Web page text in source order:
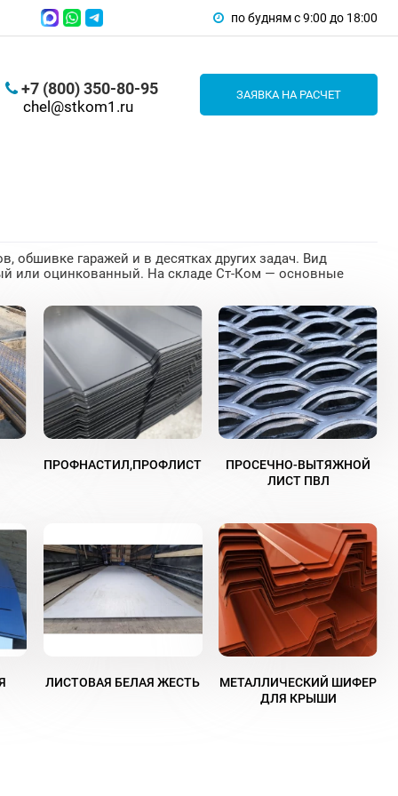
по будням с 9:00 до 18:00
+7 (800) 350-80-95
chel@stkom1.ru
ЗАЯВКА НА РАСЧЕТ
обшивке гаражей и в десятках других задач. Вид
или оцинкованный. На складе Ст-Ком — основные
ПРОФНАСТИЛ,ПРОФЛИСТ
ПРОСЕЧНО-ВЫТЯЖНОЙ
ЛИСТ ПВЛ
ЛИСТОВАЯ БЕЛАЯ ЖЕСТЬ
МЕТАЛЛИЧЕСКИЙ ШИФЕР
ДЛЯ КРЫШИ